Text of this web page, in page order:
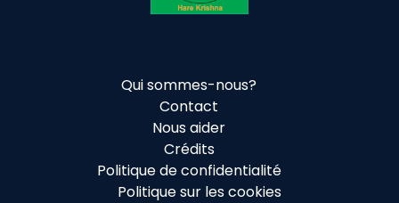
Qui sommes-nous?
Contact
Nous aider
Crédits
Politique de confidentialité
Politique sur les cookies